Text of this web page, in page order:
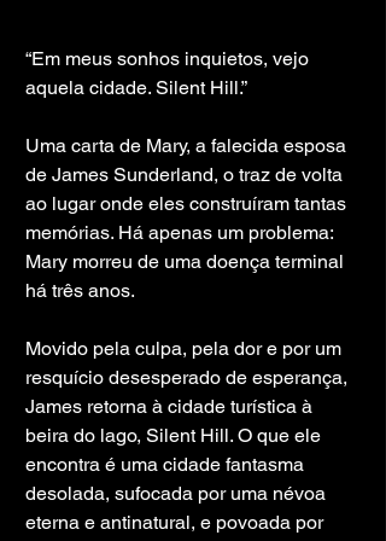
“Em meus sonhos inquietos, vejo
aquela cidade. Silent Hill.”
Uma carta de Mary, a falecida esposa
de James Sunderland, o traz de volta
ao lugar onde eles construíram tantas
memórias. Há apenas um problema:
Mary morreu de uma doença terminal
há três anos.
Movido pela culpa, pela dor e por um
resquício desesperado de esperança,
James retorna à cidade turística à
beira do lago, Silent Hill. O que ele
encontra é uma cidade fantasma
desolada, sufocada por uma névoa
eterna e antinatural, e povoada por